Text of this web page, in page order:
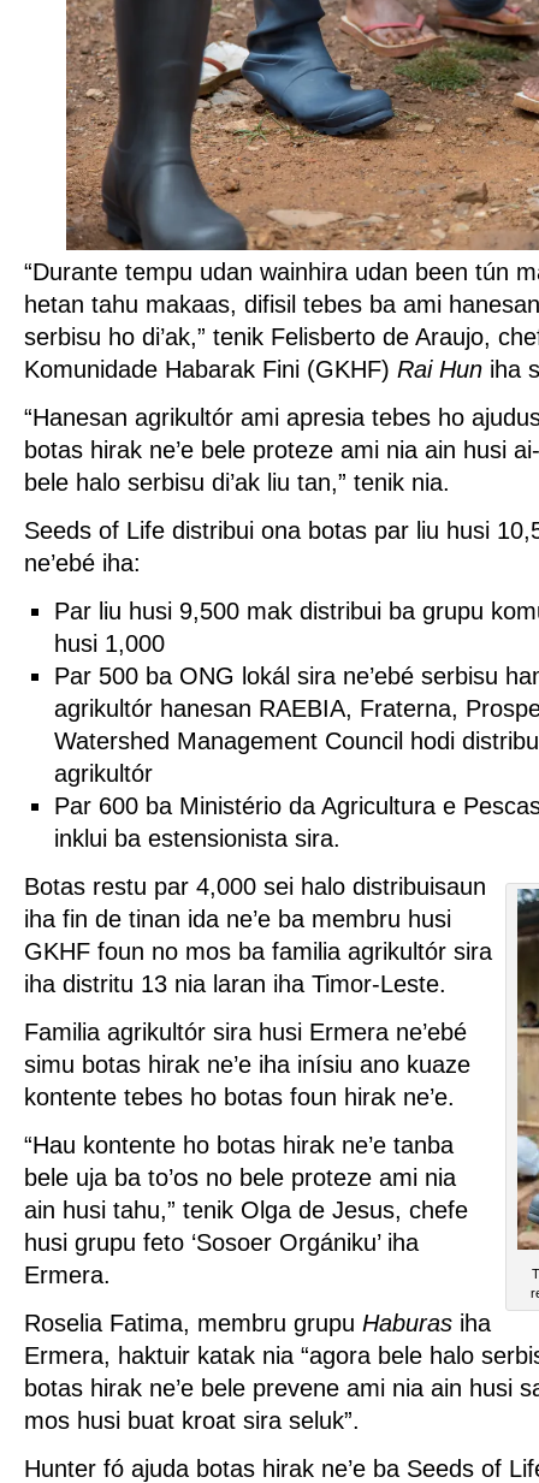
“Durante tempu udan wainhira udan been tún
hetan tahu makaas, difisil tebes ba ami
serbisu ho di’ak,” tenik Felisberto de Araujo,
Komunidade Habarak Fini (GKHF) Rai Hun iha
“Hanesan agrikultór ami apresia tebes ho
botas hirak ne’e bele proteze ami nia ain husi
bele halo serbisu di’ak liu tan,” tenik nia.
Seeds of Life distribui ona botas par liu husi
ne’ebé iha:
Par liu husi 9,500 mak distribui ba grupu
husi 1,000
Par 500 ba ONG lokál sira ne’ebé serbisu
agrikultór hanesan RAEBIA, Fraterna,
Watershed Management Council hodi
agrikultór
Par 600 ba Ministério da Agricultura e
inklui ba estensionista sira.
Botas restu par 4,000 sei halo distribuisaun
iha fin de tinan ida ne’e ba membru husi
GKHF foun no mos ba familia agrikultór sira
iha distritu 13 nia laran iha Timor-Leste.
Familia agrikultór sira husi Ermera ne’ebé
simu botas hirak ne’e iha inísiu ano kuaze
kontente tebes ho botas foun hirak ne’e.
“Hau kontente ho botas hirak ne’e tanba
bele uja ba to’os no bele proteze ami nia
ain husi tahu,” tenik Olga de Jesus, chefe
husi grupu feto ‘Sosoer Orgániku’ iha
Ermera.
Roselia Fatima, membru grupu Haburas iha
Ermera, haktuir katak nia “agora bele halo
botas hirak ne’e bele prevene ami nia ain husi
mos husi buat kroat sira seluk”.
Hunter fó ajuda botas hirak ne’e ba Seeds of